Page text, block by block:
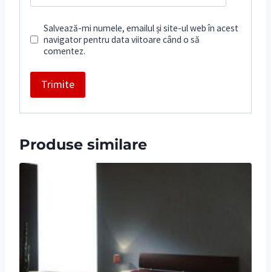
Salvează-mi numele, emailul și site-ul web în acest
navigator pentru data viitoare când o să
comentez.
Produse similare